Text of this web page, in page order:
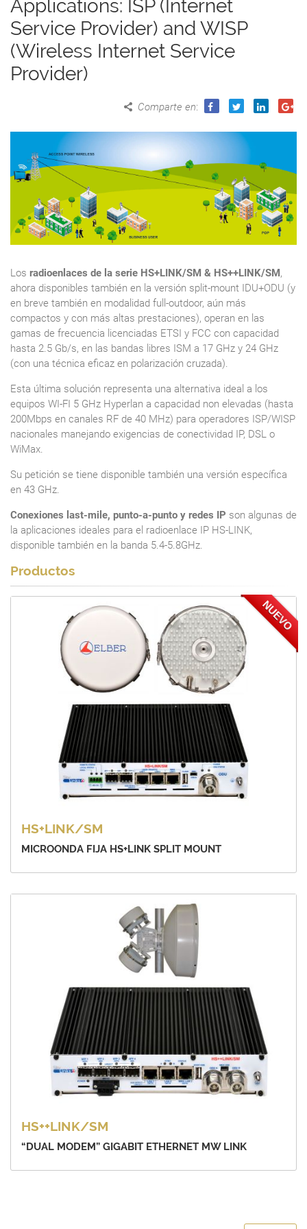
Applications: ISP (Internet
Service Provider) and WISP
(Wireless Internet Service
Provider)
Comparte en:
Los radioenlaces de la serie HS+LINK/SM & HS++LINK/SM ,
ahora disponibles también en la versión split-mount IDU+ODU (y
en breve también en modalidad full-outdoor, aún más
compactos y con más altas prestaciones), operan en las
gamas de frecuencia licenciadas ETSI y FCC con capacidad
hasta 2.5 Gb/s, en las bandas libres ISM a 17 GHz y 24 GHz
(con una técnica eficaz en polarización cruzada).
Esta última solución representa una alternativa ideal a los
equipos WI-FI 5 GHz Hyperlan a capacidad non elevadas (hasta
200Mbps en canales RF de 40 MHz) para operadores ISP/WISP
nacionales manejando exigencias de conectividad IP, DSL o
WiMax.
Su petición se tiene disponible también una versión específica
en 43 GHz.
Conexiones last-mile, punto-a-punto y redes IP son algunas de
la aplicaciones ideales para el radioenlace IP HS-LINK,
disponible también en la banda 5.4-5.8GHz.
Productos
HS+LINK/SM
MICROONDA FIJA HS+LINK SPLIT MOUNT
NUEVO
HS++LINK/SM
“DUAL MODEM” GIGABIT ETHERNET MW LINK